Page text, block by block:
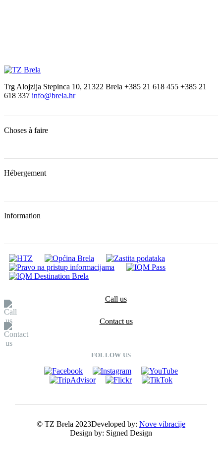
Trg Alojzija Stepinca 10, 21322 Brela +385 21 618 455 +385 21
618 337 info@brela.hr
Choses à faire
Hébergement
Information
Call us
Contact us
FOLLOW US
© TZ Brela 2023Developed by: Nove vibracije
Design by: Signed Design